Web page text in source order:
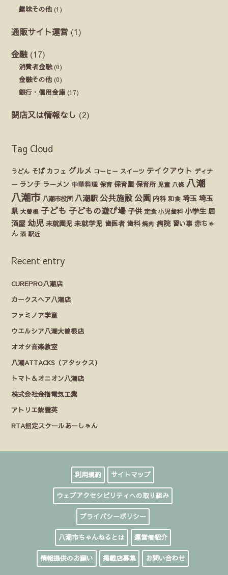
趣味その他 (1)
通販サイト運営 (1)
金融 (17)
消費者金融(0)
金融その他 (0)
銀行・信用金庫 (17)
閉店又は情報なし (2)
Tag Cloud
うどん そば カフェ グルメ コーヒー スイーツ テイクアウト ディナ
ー ランチ ラーメン 中華料理 保育 保育園 保育所 児童 八條 八潮
八潮市 八潮市役所 八潮駅 公共施設 公園 内科 和食 埼玉 埼玉
県 大曽根 子ども 子どもの遊び場 子供 定食 小児歯科 小学生 居
酒屋 幼児 未就園児 未就学児 歯医者 歯科 焼肉 病院 習い事 赤ちゃ
ん 酒 駅近
Recent entry
CUREPRO八潮店
カークスヘア八潮店
ファミノア学童
ウエルシア八潮大曽根店
オオタ音楽教室
八潮ATTACKS（アタックス）
トマト＆オニオン八潮店
株式会社金指電気工業
アトリエ紫雲英
RTA指定スクールあーしゃん
利用規約 サイトマップ
ウェブアクセシビリティへの取り組み
プライバシーポリシー
八潮市ちゃんねるとは 運営者紹介
情報提供のお願い 掲載店募集 お問い合わせ